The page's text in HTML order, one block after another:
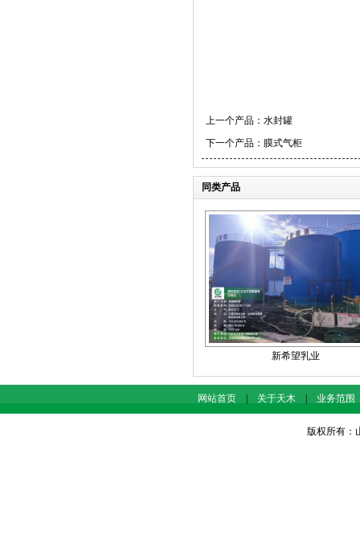
上一个产品： 水封罐
下一个产品： 膜式气柜
同类产品
新希望乳业
网站首页| 关于天木 | 业务范围
版权所有：